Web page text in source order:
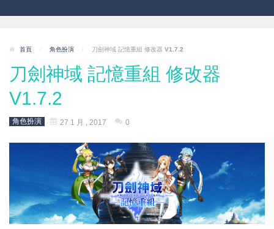
首頁 / 角色扮演 / 刀劍神域 記憶重組 修改器 V1.7.2
刀劍神域 記憶重組 修改器
V1.7.2
角色扮演 27 1 月 , 2017 0